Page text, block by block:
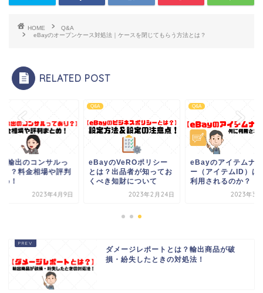
HOME
Q&A
eBayのオープンケース対処法｜ケースを閉じてもらう方法とは？
RELATED POST
輸出のコンサルっ
り？料金相場や評判
！
2023年4月9日
Q&A
eBayのVeROポリシー
とは？出品者が知ってお
くべき知財について
2023年2月24日
Q&A
eBayのアイテムナ
ー（アイテムID）は
利用されるのか？
2023年3
ダメージレポートとは？輸出商品が破
損・紛失したときの対処法！